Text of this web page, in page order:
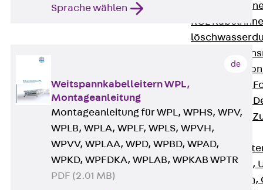
RGS
RGL
RI
RIS
Kabelrinnen-
Kabelrinnen-
Kabelrinnen-
Gitterbahnen
Zurück
G Gitterbahn,
GI
Sprache wählen
de
Weitspannkabelleitern WPL,
Montageanleitung
Montageanleitung für WPL, WPHS, WPV,
WPLB, WPLA, WPLF, WPLS, WPVH,
WPVV, WPLAA, WPD, WPBD, WPAD,
WPKD, WPFDKA, WPLAB, WPKAB WPTR
PDF (2.01 MB)